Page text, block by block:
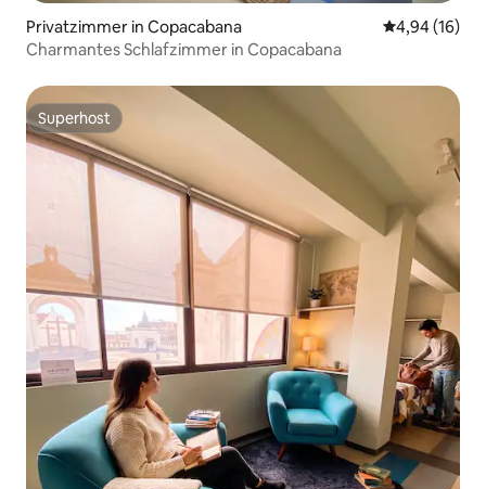
Privatzimmer in Copacabana
4,94 (16)
Charmantes Schlafzimmer in Copacabana
Superhost
Superhost